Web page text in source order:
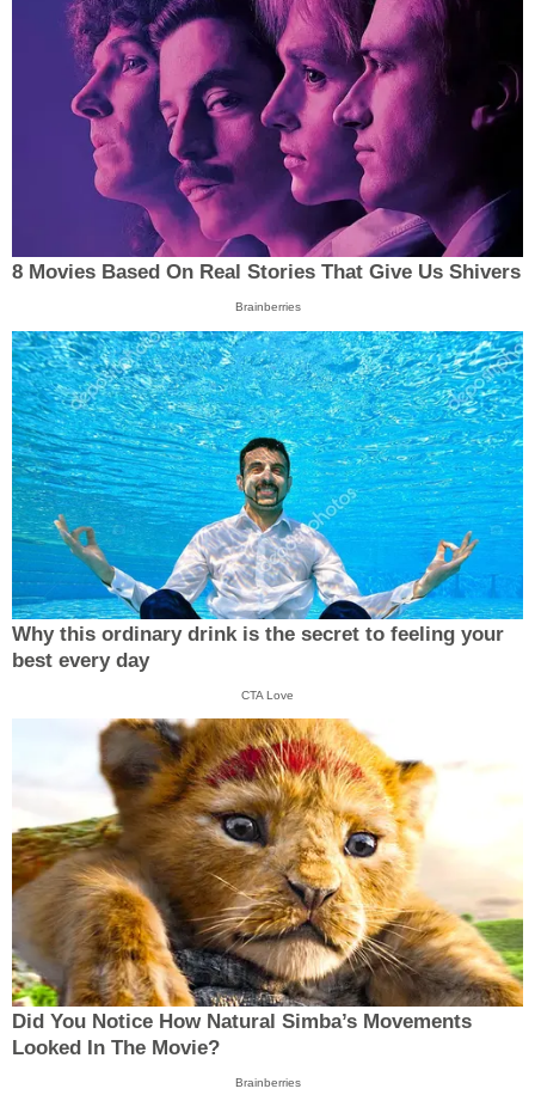
8 Movies Based On Real Stories That Give Us Shivers
Brainberries
Why this ordinary drink is the secret to feeling your
best every day
CTA Love
Did You Notice How Natural Simba’s Movements
Looked In The Movie?
Brainberries